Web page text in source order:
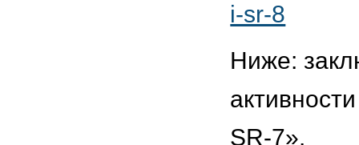
i-sr-8
Ниже:
SR-7».